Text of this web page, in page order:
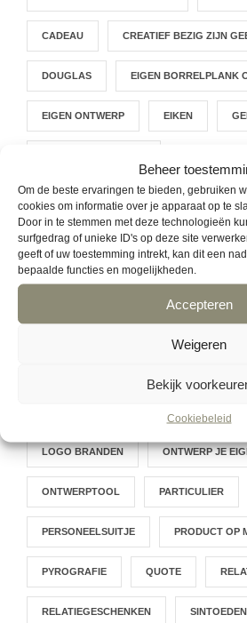
Beheer
Om de beste ervaringen te bieden, gebruiken
cookies om informatie over je apparaat op te
Door in te stemmen met deze technologieën
surfgedrag of unieke ID's op deze site
geeft of uw toestemming intrekt, kan dit een
bepaalde functies en mogelijkheden.
Accepteren
Weigeren
Bekijk
Cookiebeleid
CADEAU CREATIEF BEZIG ZIJN
DOUGLAS EIGEN BORRELPLANK
EIGEN ONTWERP EIKEN
GEPERSONALISEERDE HOUTEN BORDEN
BUITEN
HAPJESPLANK HOUT
LOGO BRANDEN ONTWERP JE
ONTWERPTOOL PARTICULIER
PERSONEELSUITJE PRODUCT OP
PYROGRAFIE QUOTE
RELATIEGESCHENKEN